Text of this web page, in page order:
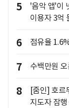
5
'음악 앱'이
이용자 3억
6 점유율
7 수백만원
8
[줌인] 호르
지도자 잠